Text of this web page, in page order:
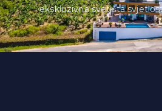
ekskluzivna svetišta